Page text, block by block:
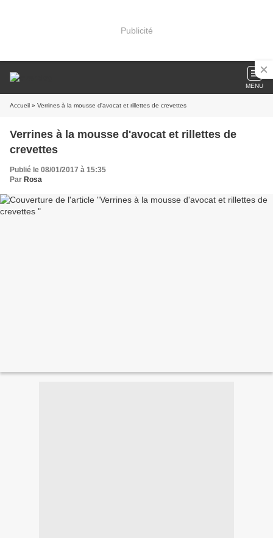
Publicité
MENU
Accueil » Verrines à la mousse d'avocat et rillettes de crevettes
Verrines à la mousse d'avocat et rillettes de
crevettes
Publié le 08/01/2017 à 15:35
Par Rosa